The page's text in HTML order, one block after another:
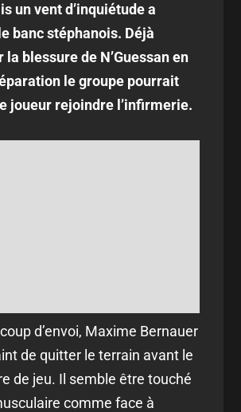
un vent d’inquiétude a
banc stéphanois. Déjà
blessure de N’Guessan en
le groupe pourrait
joueur rejoindre l’infirmerie.
d’envoi, Maxime Bernauer
de quitter le terrain avant le
de jeu. Il semble être touché
comme face à